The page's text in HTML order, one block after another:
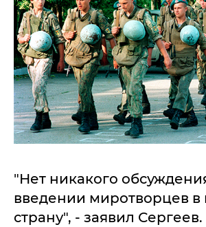
"Нет никакого
введении миротворцев в
страну", - заявил Сергеев.